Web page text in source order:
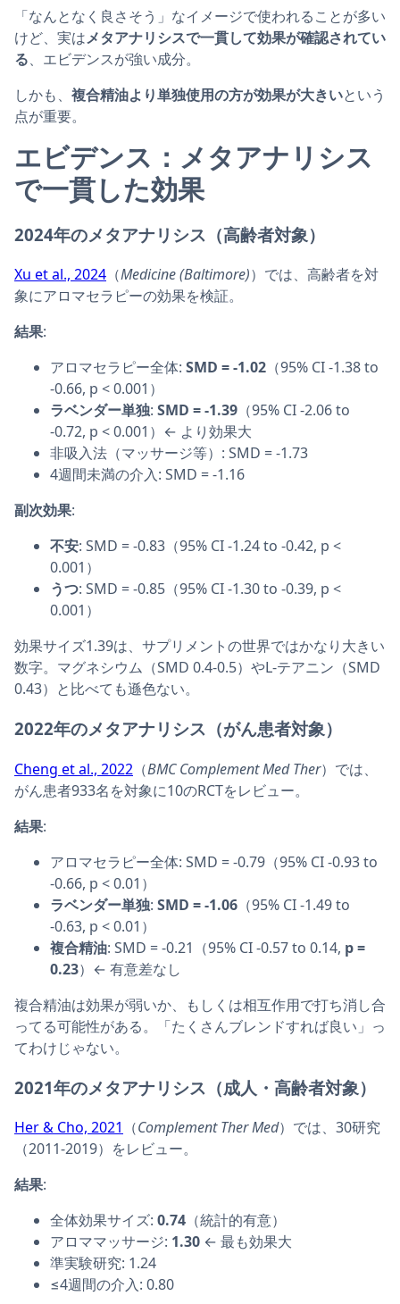
「なんとなく良さそう」なイメージで使われることが多い
けど、実はメタアナリシスで一貫して効果が確認されてい
る、エビデンスが強い成分。
しかも、 複合精油より単独使用の方が効果が大きいという
点が重要。
エビデンス：メタアナリシス
で一貫した効果
2024年のメタアナリシス（高齢者対象）
Xu et al., 2024 （Medicine (Baltimore)）では、高齢者を対
象にアロマセラピーの効果を検証。
結果:
アロマセラピー全体: SMD = -1.02 （95% CI -1.38 to
-0.66, p < 0.001）
ラベンダー単独: SMD = -1.39 （95% CI -2.06 to
-0.72, p < 0.001）← より効果大
非吸入法（マッサージ等）: SMD = -1.73
4週間未満の介入: SMD = -1.16
副次効果:
不安: SMD = -0.83（95% CI -1.24 to -0.42, p <
0.001）
うつ: SMD = -0.85（95% CI -1.30 to -0.39, p <
0.001）
効果サイズ1.39は、サプリメントの世界ではかなり大きい
数字。マグネシウム（SMD 0.4-0.5）やL-テアニン（SMD
0.43）と比べても遜色ない。
2022年のメタアナリシス（がん患者対象）
Cheng et al., 2022 （BMC Complement Med Ther）では、
がん患者933名を対象に10のRCTをレビュー。
結果:
アロマセラピー全体: SMD = -0.79（95% CI -0.93 to
-0.66, p < 0.01）
ラベンダー単独: SMD = -1.06 （95% CI -1.49 to
-0.63, p < 0.01）
複合精油: SMD = -0.21（95% CI -0.57 to 0.14, p =
0.23）← 有意差なし
複合精油は効果が弱いか、もしくは相互作用で打ち消し合
ってる可能性がある。「たくさんブレンドすれば良い」っ
てわけじゃない。
2021年のメタアナリシス（成人・高齢者対象）
Her & Cho, 2021 （Complement Ther Med）では、30研究
（2011-2019）をレビュー。
結果:
全体効果サイズ: 0.74 （統計的有意）
アロママッサージ: 1.30 ← 最も効果大
準実験研究: 1.24
≤4週間の介入: 0.80